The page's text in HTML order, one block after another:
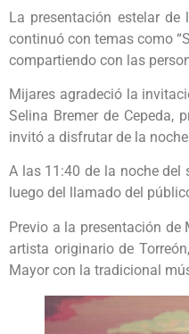
La presentación estelar
continuó con temas como
compartiendo con las
Mijares agradeció la
Selina Bremer de Cepeda,
invitó a disfrutar de la
A las 11:40 de la noche del
luego del llamado del
Previo a la presentación
artista originario de
Mayor con la tradicional